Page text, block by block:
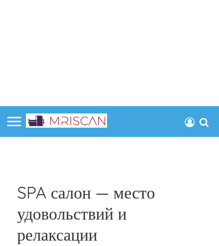
SPA салон — место
удовольствий и
релаксации